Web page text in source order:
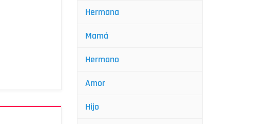
Hermana
Mamá
Hermano
Amor
Hijo